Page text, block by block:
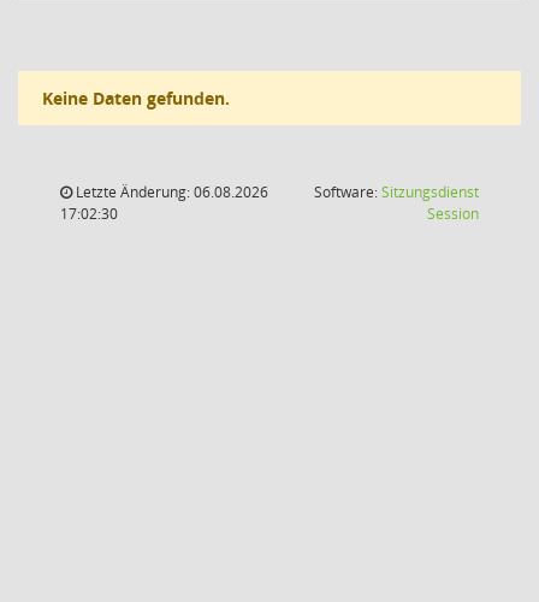
Keine Daten gefunden.
Letzte Änderung: 06.08.2026
17:02:30
Software:Sitzungsdienst
Session(Wird in